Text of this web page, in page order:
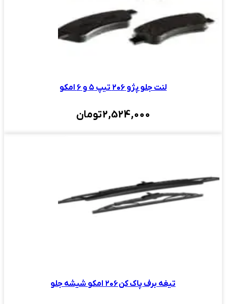
لنت جلو پژو ۲۰۶ تیپ ۵ و ۶ امکو
2,524,000تومان
تیغه برف پاک کن ۲۰۶ امکو شیشه جلو